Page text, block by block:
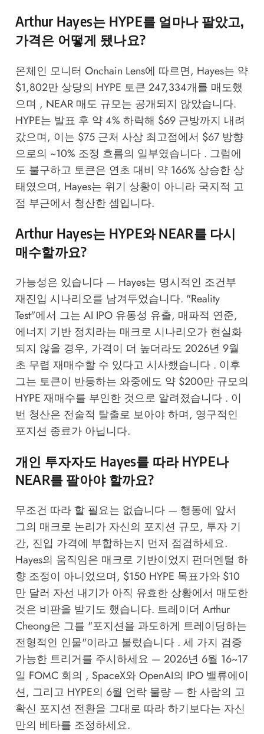
Arthur Hayes는 HYPE를 얼마나 팔았고,
가격은 어떻게 됐나요?
온체인 모니터 Onchain Lens에 따르면, Hayes는 약
$1,802만 상당의 HYPE 토큰 247,334개를 매도했
으며 , NEAR 매도 규모는 공개되지 않았습니다.
HYPE는 발표 후 약 4% 하락해 $69 근방까지 내려
갔으며, 이는 $75 근처 사상 최고점에서 $67 방향
으로의 ~10% 조정 흐름의 일부였습니다 . 그럼에
도 불구하고 토큰은 연초 대비 약 166% 상승한 상
태였으며, Hayes는 위기 상황이 아니라 국지적 고
점 부근에서 청산한 셈입니다.
Arthur Hayes는 HYPE와 NEAR를 다시
매수할까요?
가능성은 있습니다 — Hayes는 명시적인 조건부
재진입 시나리오를 남겨두었습니다. "Reality
Test"에서 그는 AI IPO 유동성 유출, 매파적 연준,
에너지 기반 정치라는 매크로 시나리오가 현실화
되지 않을 경우, 가격이 더 높더라도 2026년 9월
초 무렵 재매수할 수 있다고 시사했습니다 . 이후
그는 토큰이 반등하는 와중에도 약 $200만 규모의
HYPE 재매수를 부인한 것으로 알려졌습니다 . 이
번 청산은 전술적 탈출로 보아야 하며, 영구적인
포지션 종료가 아닙니다.
개인 투자자도 Hayes를 따라 HYPE나
NEAR를 팔아야 할까요?
무조건 따라 할 필요는 없습니다 — 행동에 앞서
그의 매크로 논리가 자신의 포지션 규모, 투자 기
간, 진입 가격에 부합하는지 먼저 점검하세요.
Hayes의 움직임은 매크로 기반이었지 펀더멘털 하
향 조정이 아니었으며, $150 HYPE 목표가와 $10
만 달러 자선 내기가 아직 유효한 상황에서 매도한
것은 비판을 받기도 했습니다. 트레이더 Arthur
Cheong은 그를 "포지션을 과도하게 트레이딩하는
전형적인 인물"이라고 불렀습니다 . 세 가지 검증
가능한 트리거를 주시하세요 — 2026년 6월 16~17
일 FOMC 회의 , SpaceX와 OpenAI의 IPO 밸류에이
션, 그리고 HYPE의 6월 언락 물량 — 한 사람의 고
확신 포지션 전환을 그대로 따라 하기보다는 자신
만의 베타를 조정하세요.